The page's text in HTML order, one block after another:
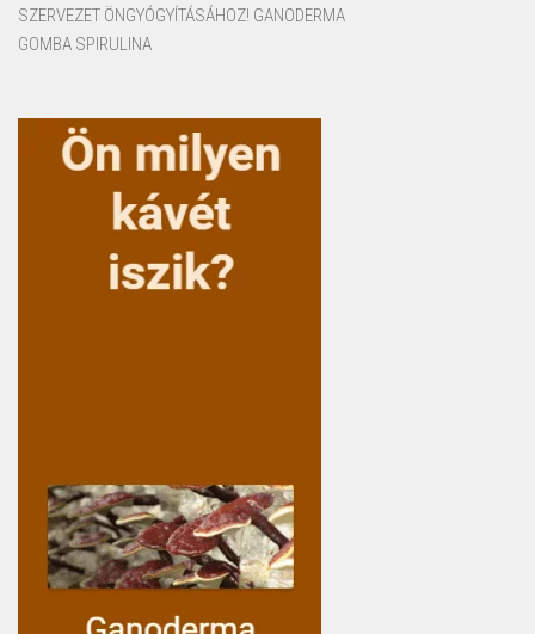
SZERVEZET ÖNGYÓGYÍTÁSÁHOZ! GANODERMA
GOMBA SPIRULINA